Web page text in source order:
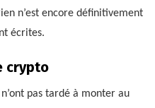
n’est encore définitivement
écrites.
crypto
pas tardé à monter au